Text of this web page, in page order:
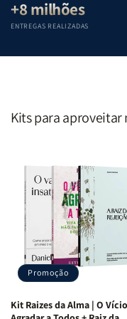
+8 milhões
ENTREGAS REALIZADAS
Kits para
Promoção
Kit Raizes da Alma | O